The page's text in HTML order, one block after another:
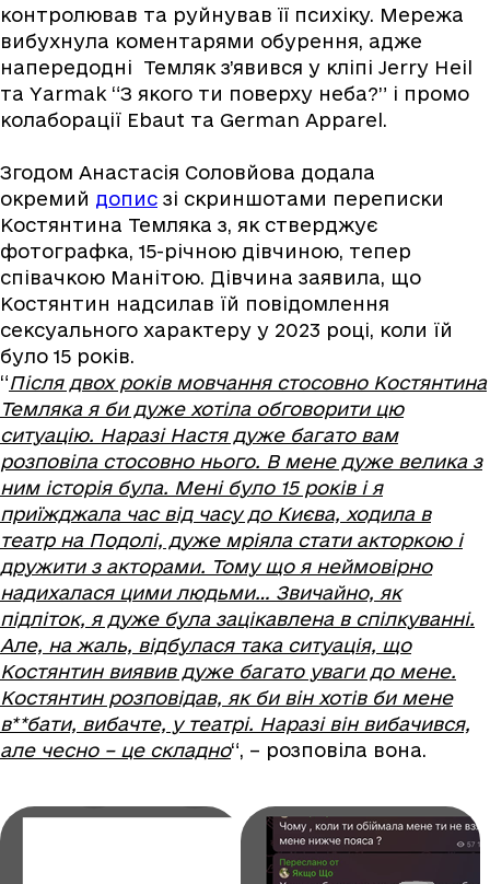
контролював та руйнував її психіку. Мережа
вибухнула коментарями обурення, адже
напередодні Темляк з’явився у кліпі Jerry Heil
та Yarmak “З якого ти поверху неба?” і промо
колаборації Ebaut та German Apparel.
Згодом Анастасія Соловйова додала
окремий допис зі скриншотами переписки
Костянтина Темляка з, як стверджує
фотографка, 15-річною дівчиною, тепер
співачкою Манітою. Дівчина заявила, що
Костянтин надсилав їй повідомлення
сексуального характеру у 2023 році, коли їй
було 15 років.
“Після двох років мовчання стосовно Костянтина
Темляка я би дуже хотіла обговорити цю
ситуацію. Наразі Настя дуже багато вам
розповіла стосовно нього. В мене дуже велика з
ним історія була. Мені було 15 років і я
приїжджала час від часу до Києва, ходила в
театр на Подолі, дуже мріяла стати акторкою і
дружити з акторами. Тому що я неймовірно
надихалася цими людьми… Звичайно, як
підліток, я дуже була зацікавлена в спілкуванні.
Але, на жаль, відбулася така ситуація, що
Костянтин виявив дуже багато уваги до мене.
Костянтин розповідав, як би він хотів би мене
в**бати, вибачте, у театрі. Наразі він вибачився,
але чесно – це складно“, – розповіла вона.